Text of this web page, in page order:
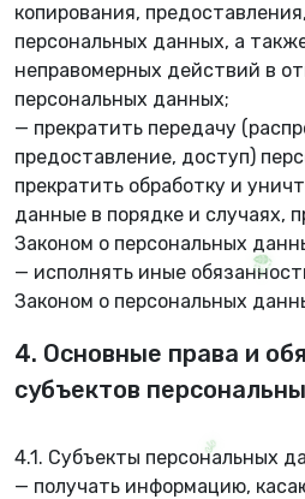
🌸
копирования,
персональных данных, а
неправомерных действий в
персональных данных;
— прекратить передачу
предоставление, доступ)
прекратить обработку и
данные в порядке и случаях,
Законом о персональных
— исполнять иные
Законом о персональных
4. Основные права и
субъектов
4.1. Субъекты персональных
— получать информацию,